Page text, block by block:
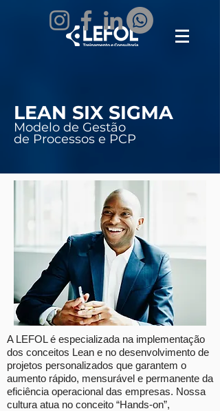
LEAN SIX SIGMA
Modelo de Gestão
de Processos e PCP
A LEFOL é especializada na implementação
dos conceitos Lean e no desenvolvimento de
projetos personalizados que garantem o
aumento rápido, mensurável e permanente da
eficiência operacional das empresas. Nossa
cultura atua no conceito “Hands-on”,